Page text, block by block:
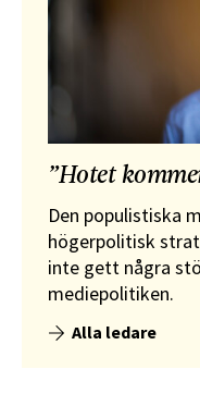
”Hotet
Den populistiska
högerpolitisk
inte gett några
mediepolitiken.
Alla ledare